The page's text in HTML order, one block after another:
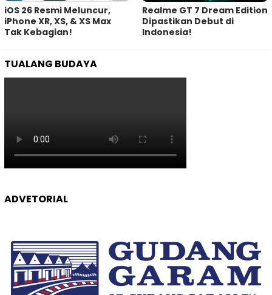
iOS 26 Resmi Meluncur,
iPhone XR, XS, & XS Max
Tak Kebagian!
Realme GT 7 Dream Edition
Dipastikan Debut di
Indonesia!
TUALANG BUDAYA
ADVETORIAL